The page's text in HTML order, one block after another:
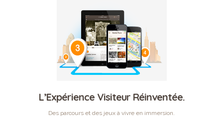
L’Expérience Visiteur Réinventée.
Des parcours et des jeux à vivre en immersion.